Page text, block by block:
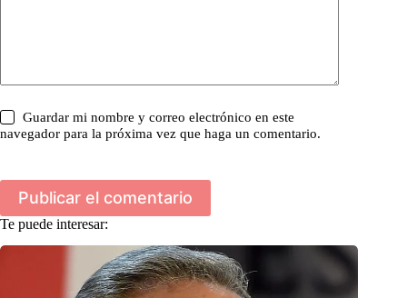
Guardar mi nombre y correo electrónico en este
navegador para la próxima vez que haga un comentario.
Publicar el comentario
Te puede interesar: